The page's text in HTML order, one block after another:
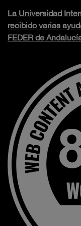
La Universidad
recibido varias
FEDER de